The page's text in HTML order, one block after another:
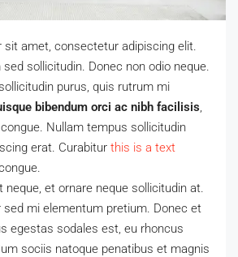
sit amet, consectetur adipiscing elit.
sollicitudin. Donec non odio neque.
purus, quis rutrum mi
bibendum orci ac nibh facilisis,
Nullam tempus sollicitudin
erat. Curabitur this is a text
neque, et ornare neque sollicitudin at.
sed mi elementum pretium. Donec et
egestas sodales est, eu rhoncus
sociis natoque penatibus et magnis